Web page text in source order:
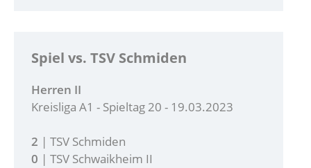
Spiel vs. TSV Schmiden
Herren II
Kreisliga A1 - Spieltag 20 - 19.03.2023
2 | TSV Schmiden
0 | TSV Schwaikheim II